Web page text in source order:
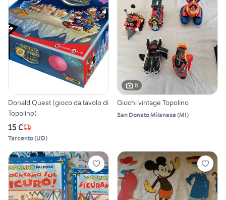
Donald Quest (gioco da tavolo di
Topolino)
15 €
Tarcento(UD)
6
Giochi vintage Topolino
San Donato Milanese(MI)